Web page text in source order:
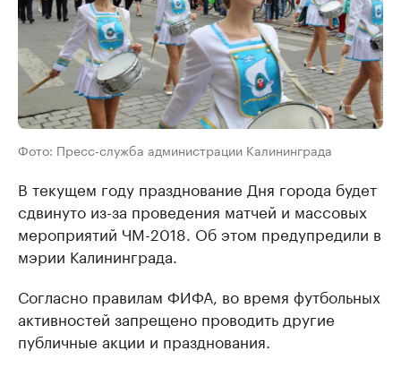
Фото: Пресс-служба администрации Калининграда
В текущем году празднование Дня города будет
сдвинуто из-за проведения матчей и массовых
мероприятий ЧМ-2018. Об этом предупредили в
мэрии Калининграда.
Согласно правилам ФИФА, во время футбольных
активностей запрещено проводить другие
публичные акции и празднования.